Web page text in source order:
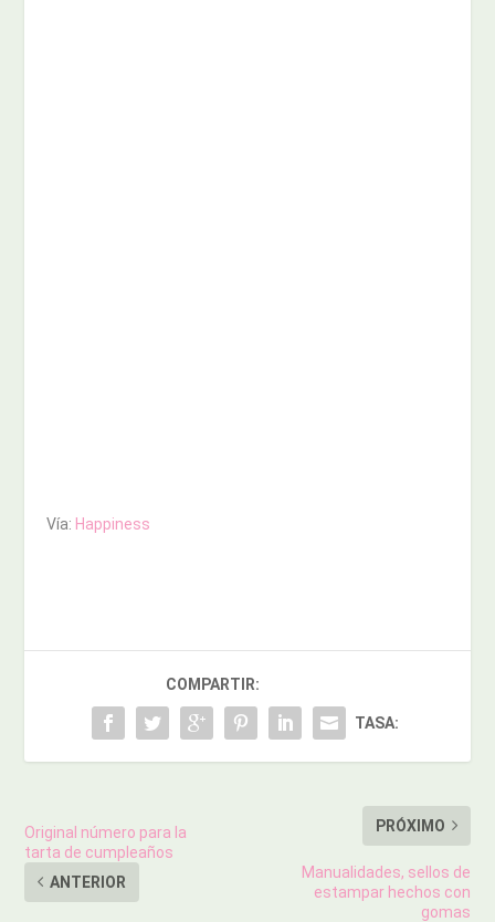
Vía: Happiness
COMPARTIR:
TASA:
Original número para la
tarta de cumpleaños
ANTERIOR
PRÓXIMO
Manualidades, sellos de
estampar hechos con
gomas